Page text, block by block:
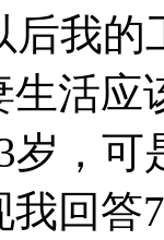
后我
活应
岁，
回答